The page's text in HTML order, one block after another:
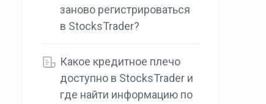
заново регистрироваться
в StocksTrader?
Какое кредитное плечо
доступно в StocksTrader и
где найти информацию по